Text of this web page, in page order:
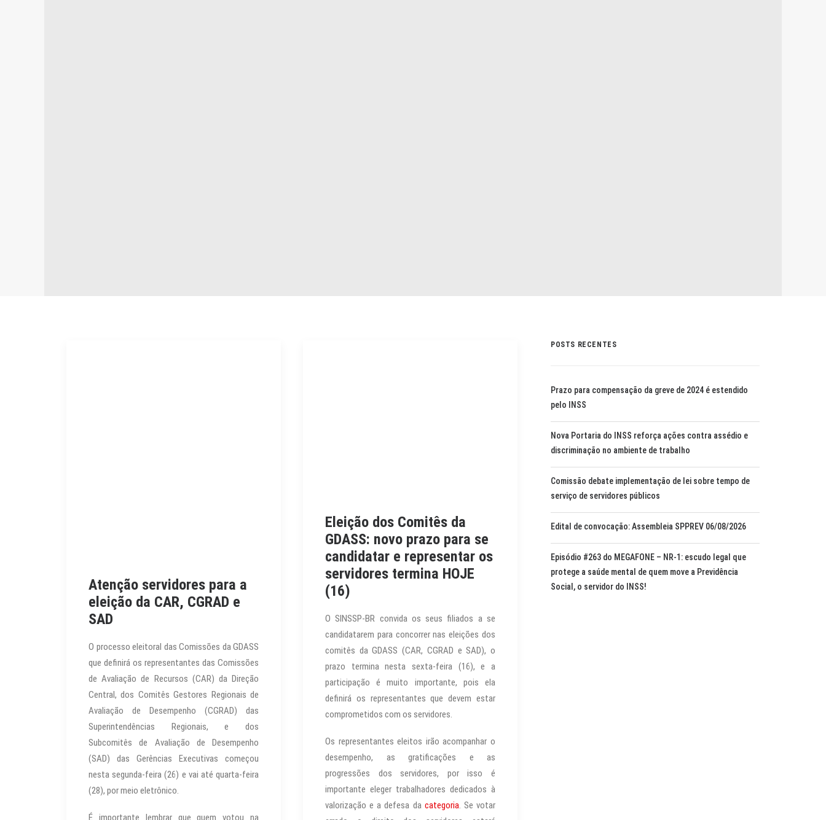
Atenção servidores para a
eleição da CAR, CGRAD e
SAD
O processo eleitoral das Comissões da GDASS
que definirá os representantes das Comissões
de Avaliação de Recursos (CAR) da Direção
Central, dos Comitês Gestores Regionais de
Avaliação de Desempenho (CGRAD) das
Superintendências Regionais, e dos
Subcomitês de Avaliação de Desempenho
(SAD) das Gerências Executivas começou
nesta segunda-feira (26) e vai até quarta-feira
(28), por meio eletrônico.
É importante lembrar que quem votou na
Eleição dos Comitês da
GDASS: novo prazo para se
candidatar e representar os
servidores termina HOJE
(16)
O SINSSP-BR convida os seus filiados a se
candidatarem para concorrer nas eleições dos
comitês da GDASS (CAR, CGRAD e SAD), o
prazo termina nesta sexta-feira (16), e a
participação é muito importante, pois ela
definirá os representantes que devem estar
comprometidos com os servidores.
Os representantes eleitos irão acompanhar o
desempenho, as gratificações e as
progressões dos servidores, por isso é
importante eleger trabalhadores dedicados à
valorização e a defesa dacategoria. Se votar
POSTS RECENTES
Prazo para compensação da greve de 2024 é estendido
pelo INSS
Nova Portaria do INSS reforça ações contra assédio e
discriminação no ambiente de trabalho
Comissão debate implementação de lei sobre tempo de
serviço de servidores públicos
Edital de convocação: Assembleia SPPREV 06/08/2026
Episódio #263 do MEGAFONE – NR-1: escudo legal que
protege a saúde mental de quem move a Previdência
Social, o servidor do INSS!